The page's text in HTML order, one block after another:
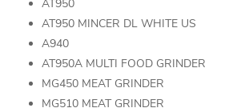
AT950
AT950 MINCER DL WHITE US
A940
AT950A MULTI FOOD GRINDER
MG450 MEAT GRINDER
MG510 MEAT GRINDER